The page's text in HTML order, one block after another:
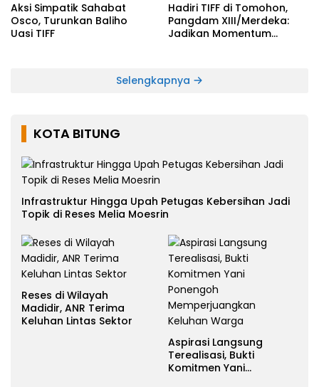
Aksi Simpatik Sahabat
Osco, Turunkan Baliho
Uasi TIFF
Hadiri TIFF di Tomohon,
Pangdam XIII/Merdeka:
Jadikan Momentum
Selengkapnya
KOTA BITUNG
Infrastruktur Hingga Upah Petugas Kebersihan Jadi
Topik di Reses Melia Moesrin
Reses di Wilayah
Madidir, ANR Terima
Keluhan Lintas Sektor
Aspirasi Langsung
Terealisasi, Bukti
Komitmen Yani